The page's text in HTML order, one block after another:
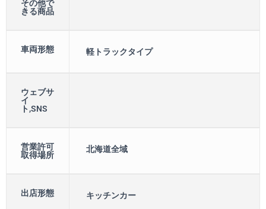
その他で
きる商品
車両形態 軽トラックタイプ
ウェブサ
イ
ト,SNS
営業許可
取得場所
北海道全域
出店形態 キッチンカー